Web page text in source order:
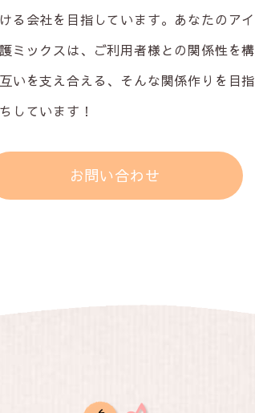
る会社を目指しています。あなたのアイ
ミックスは、ご利用者様との関係性を構
いを支え合える、そんな関係作りを目指
しています！
お問い合わせ